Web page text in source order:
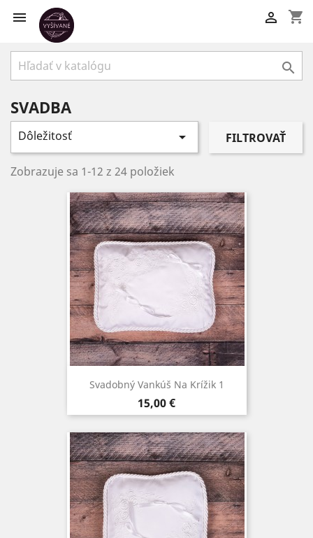
 shopping_cart


SVADBA
Dôležitosť  FILTROVAŤ
Zobrazuje sa 1-12 z 24 položiek
Svadobný Vankúš Na Krížik 1
Cena
15,00 €